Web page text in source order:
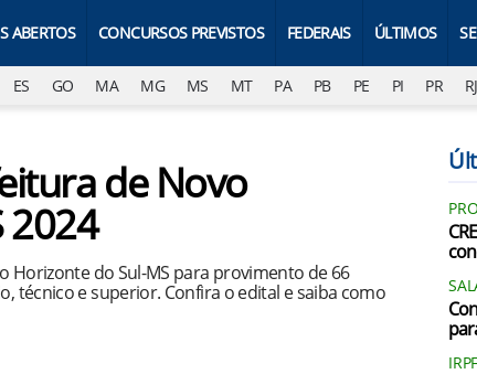
ABERTOS CONCURSOS PREVISTOS FEDERAIS ÚLTIMOS
ES GO MA MG MS MT PA PB PE PI PR RJ
de Novo
2024
Horizonte do Sul-MS para provimento de 66
técnico e superior. Confira o edital e saiba como